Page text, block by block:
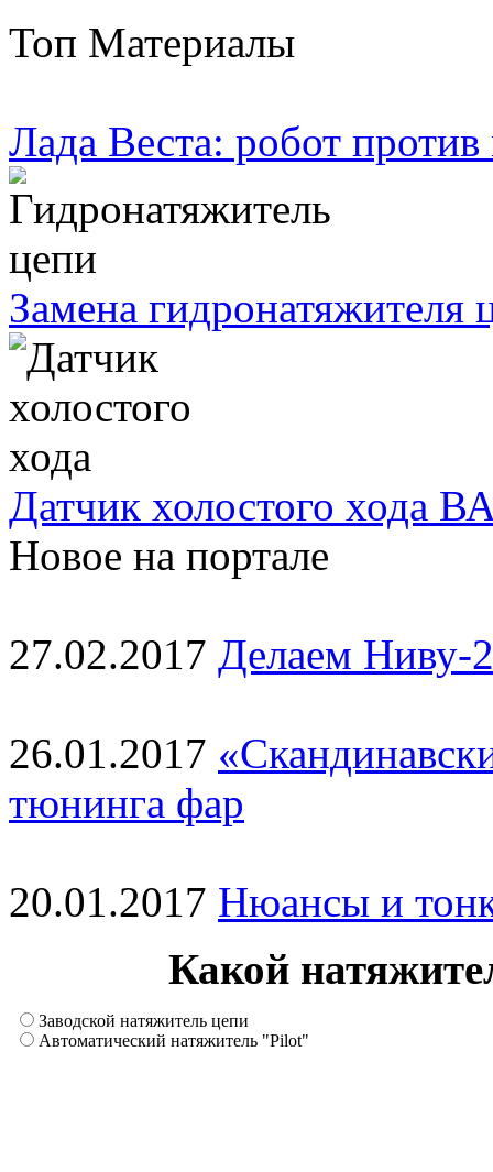
Топ Материалы
Лада Веста: робот
Замена
Датчик холостого хода
Новое на портале
27.02.2017 Делаем Ниву-
26.01.2017
тюнинга фар
20.01.2017 Нюансы и
Какой
Заводской натяжитель цепи
Автоматический натяжитель "Pilot"